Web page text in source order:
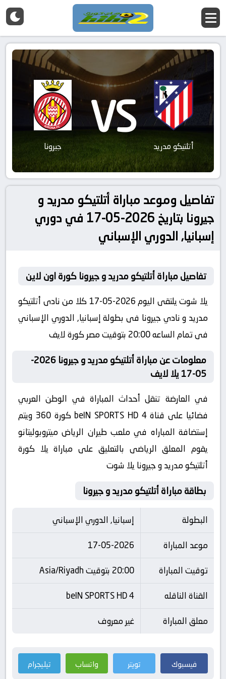
أتلتيكو مدريد VS جيرونا
تفاصيل وموعد مباراة أتلتيكو مدريد و
جيرونا بتاريخ 2026-05-17 في دوري
إسبانيا, الدوري الإسباني
تفاصيل مباراة أتلتيكو مدريد و جيرونا كورة اون لاين
يلا شوت يلتقى اليوم 2026-05-17 كلا من نادى أتلتيكو
مدريد و نادي جيرونا فى بطولة إسبانيا, الدوري الإسباني
فى تمام الساعه 20:00 بتوقيت مصر كورة لايف
معلومات عن مباراة أتلتيكو مدريد و جيرونا 2026-
05-17 يلا لايف
في العارضة تنقل أحداث المباراة في الوطن العربي
فضائيا على قناة beIN SPORTS HD 4 كورة 360 ويتم
إستضافة المباراه في ملعب طيران الرياض ميتروبوليتانو
يقوم المعلق الرياضى بالتعليق على مباراة يلا كورة
أتلتيكو مدريد و جيرونا يلا شوت
بطاقة مباراة أتلتيكو مدريد و جيرونا
البطولة
إسبانيا, الدوري الإسباني
موعد المباراة
17-05-2026
توقيت المباراة
20:00 بتوقيت Asia/Riyadh
القناة الناقله
beIN SPORTS HD 4
معلق المباراة
غير معروف
فيسبوك تويتر واتساب تيليجرام